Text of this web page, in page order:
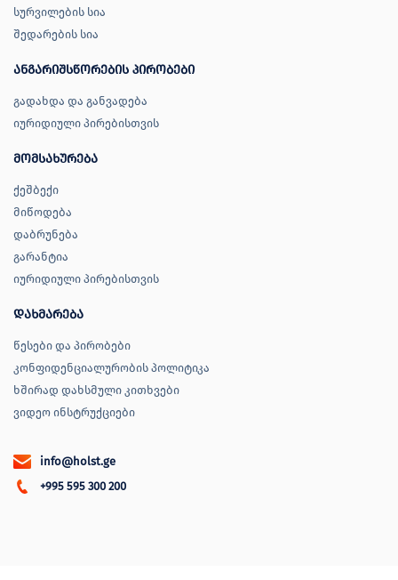
სურვილების სია
შედარების სია
ანგარიშსწორების პირობები
გადახდა და განვადება
იურიდიული პირებისთვის
მომსახურება
ქეშბექი
მიწოდება
დაბრუნება
გარანტია
იურიდიული პირებისთვის
დახმარება
წესები და პირობები
კონფიდენციალურობის პოლიტიკა
ხშირად დახსმული კითხვები
ვიდეო ინსტრუქციები
info@holst.ge
+995 595 300 200